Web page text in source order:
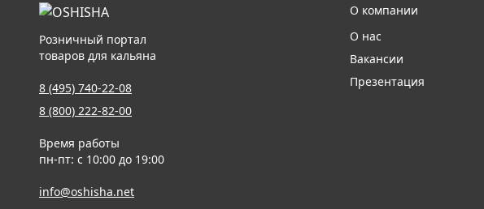
Розничный портал
товаров для кальяна
8 (495) 740-22-08
8 (800) 222-82-00
Время работы
пн-пт: с 10:00 до 19:00
info@oshisha.net
О компании
О нас
Вакансии
Презентация